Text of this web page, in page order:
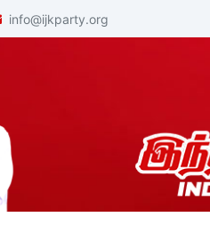
info@ijkparty.org